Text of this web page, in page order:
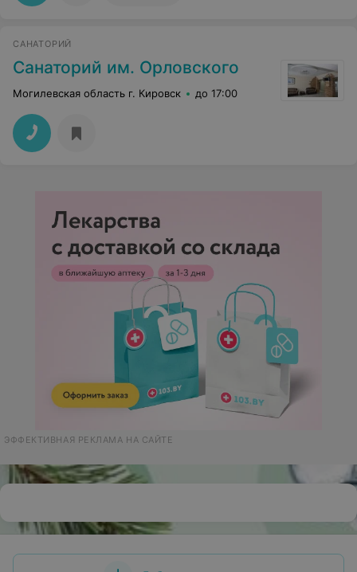
САНАТОРИЙ
Санаторий им. Орловского
Могилевская область г. Кировск до 17:00
ЭФФЕКТИВНАЯ РЕКЛАМА НА САЙТЕ